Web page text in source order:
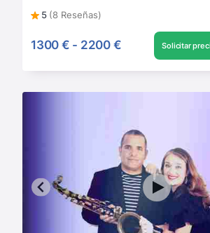
5 (8 Reseñas)
1300 € - 2200 € Solicitar